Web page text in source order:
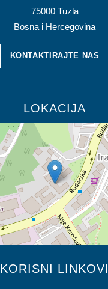
75000 Tuzla
Bosna i Hercegovina
KONTAKTIRAJTE NAS
LOKACIJA
KORISNI LINKOVI